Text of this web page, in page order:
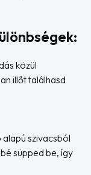
közül
illőt találhasd
szivacsból
süpped be, így